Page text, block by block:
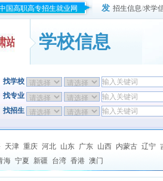
国高职高专招生就业网 发 招生信息/求学
学校信息
找学校
找专业
找招生
天津 重庆 河北 山东 广东 山西 内蒙古 辽宁
海 宁夏 新疆 台湾 香港 澳门